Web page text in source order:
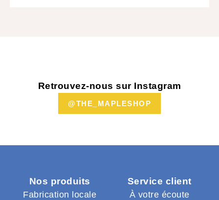
Retrouvez-nous sur Instagram
@THE_MAPLESHOP
Nos produits
Fabrication locale
Service client
À votre écoute